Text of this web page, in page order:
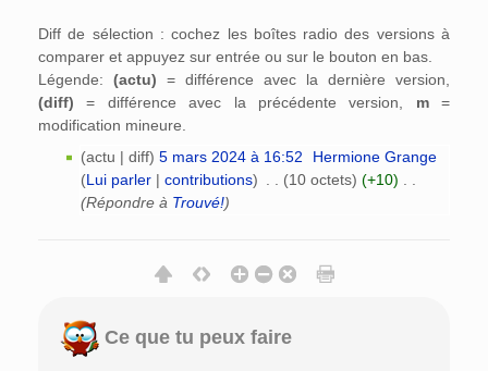
Diff de sélection : cochez les boîtes radio des versions à
comparer et appuyez sur entrée ou sur le bouton en bas.
Légende: (actu) = différence avec la dernière version,
(diff) = différence avec la précédente version, m=
modification mineure.
(actu | diff) 5 mars 2024 à 16:52
Hermione Grange
(Lui parler| contributions) (10 octets) (+10)
(Répondre à Trouvé!)
Ce que tu peux faire